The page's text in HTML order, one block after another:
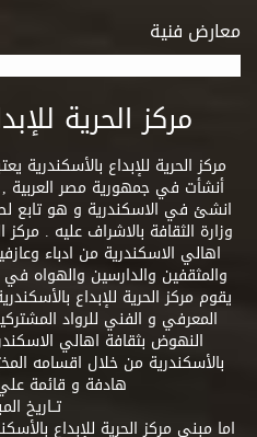
معارض فنية
مركز الحرية
مركز الحرية للإبداع بالأسكندرية
أنشأت في جمهورية مصر
انشئ في الاسكندرية و هو تابع
وزارة الثقافة بالاشراف عليه . مركز
اهالي الاسكندرية من ادباء
والمثقفين والدارسين والهواه في
يقوم مركز الحرية للإبداع
المعرفي و الفني للرواد
النهوض بثقافة اهالي
بالأسكندرية من خلال اقسامه
هادفة و قائمة
تــاريخ
اما مبني مركز الحرية للإبداع